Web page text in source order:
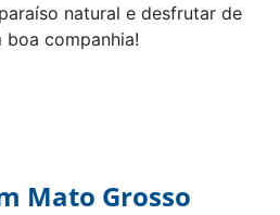
natural e desfrutar de
boa companhia!
Mato Grosso